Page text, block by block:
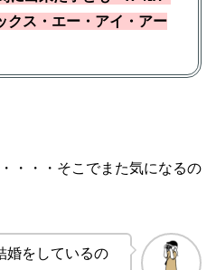
ス・エー・アイ・アー
・・・そこでまた気になるの
婚をしているの